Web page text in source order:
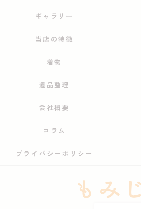
ギャラリー
当店の特徴
着物
遺品整理
会社概要
コラム
プライバシーポリシー